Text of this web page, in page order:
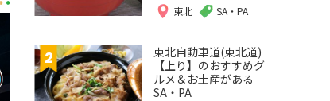
東北 SA・PA
東北自動車道(東北道)
【上り】のおすすめグ
ルメ＆お土産がある
SA・PA